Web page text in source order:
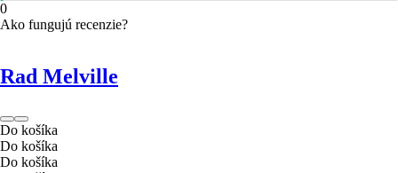
0
Ako fungujú recenzie?
Rad Melville
Do košíka
Do košíka
Do košíka